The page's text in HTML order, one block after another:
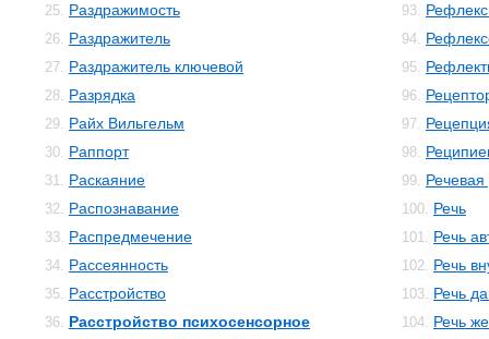
25. Раздражимость
26. Раздражитель
27. Раздражитель ключевой
28. Разрядка
29. Райх Вильгельм
30. Раппорт
31. Раскаяние
32. Распознавание
33. Распредмечение
34. Рассеянность
35. Расстройство
36. Расстройство психосенсорное
93.
94.
95.
96.
97.
98.
99. Речевая
100. Речь
101. Речь
102. Речь
103. Речь
104. Речь